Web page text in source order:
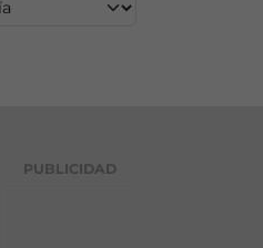
PUBLICIDAD